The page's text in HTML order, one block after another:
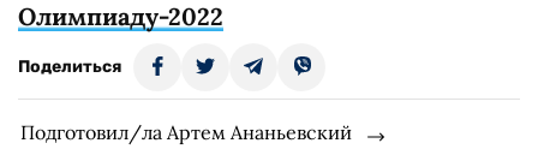
Олимпиаду-2022
Поделиться
Подготовил/ла Артем Ананьевский